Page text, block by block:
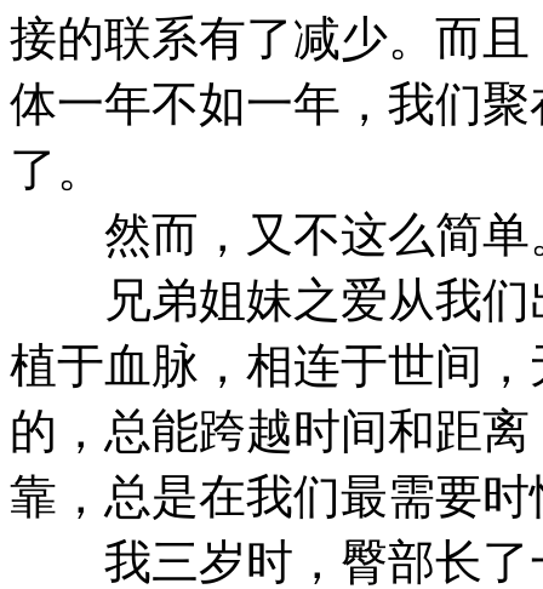
接的联系有了减少。而
体一年不如一年，我们
了。
然而，又不这么简单
兄弟姐妹之爱从我们
植于血脉，相连于世间
的，总能跨越时间和距
靠，总是在我们最需要
我三岁时，臀部长了